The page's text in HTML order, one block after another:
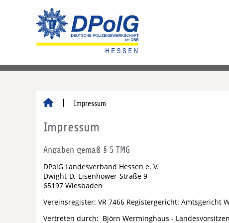
Impressum
Impressum
Angaben gemäß § 5 TMG
DPolG Landesverband Hessen e. V.
Dwight-D.-Eisenhower-Straße 9
65197 Wiesbaden
Vereinsregister: VR 7466 Registergericht: Amtsgericht
Vertreten durch: Björn Werminghaus -